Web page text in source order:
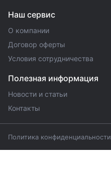
Наш сервис
О компании
Договор оферты
Условия сотрудничества
Полезная информация
Новости и статьи
Контакты
Политика конфиденциальности